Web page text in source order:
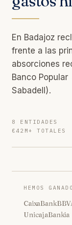
En Badajoz
frente a las
absorciones
Banco
Sabadell).
8 ENTIDADES
€42M+ TOTALES
HEMOS
CaixaBank
UnicajaBankia